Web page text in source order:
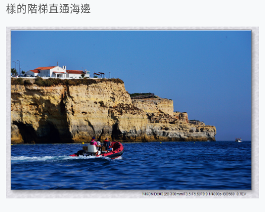
樣的階梯直通海邊